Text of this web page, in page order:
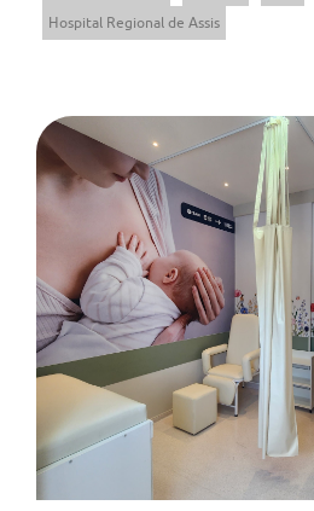
Hospital Regional de Assis